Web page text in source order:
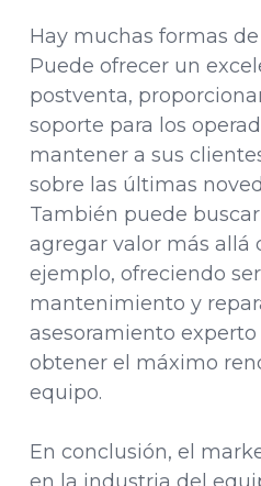
Hay muchas formas
Puede ofrecer un
postventa,
soporte para los
mantener a sus
sobre las últimas
También puede
agregar valor más allá
ejemplo, ofreciendo
mantenimiento y
asesoramiento
obtener el máximo
equipo.
En conclusión, el
en la industria del